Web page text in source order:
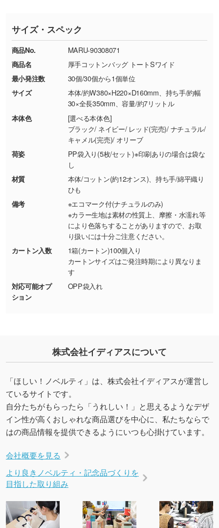
す。→詳しく見る
・コーポレートカラーを使って印刷したい／印
刷色にこだわりがある
DIC・PANTONEなどのカラーチップの指定や、
現物支給による色指定も承っております。→詳
・背景がある画像からキャラクター部分だけを
使いたいです
シンプルな背景のデータや、使いたいキャラク
ター部分の輪郭がはっきりしているデータは切
り抜き処理が可能です。→詳しく見る
・持っているデータの背景が足りない／塗り足
しの作り方が分からない
印刷したいデータが印刷範囲よりも小さい場
合、シンプルな色・柄の背景であれば拡張が可
能です。→
詳しく見る
・デザインにQRコードを入れたい／QRコード
を生成してほしい
URLをご指定いただければ、QRコードを生成
※詳しくは「商品の良品基準について
ください。
【返品・交換ができない場合】
・お客様の元で商品を加工された場合、または
商品が破損した場合
・商品到着後7日以上経過している場合
・お客様のご都合による返品・交換依頼(商
品・色・数量などの注文間違い等)
TEL：0422-29-9911 営業時間10:00～
18:00(土日祝日除く)
お問い合わせフォームはこちら
サイズ・スペック
商品No.
MARU-90308071
商品名
厚手コットンバッグ トートSワイド
最小発注数
30個/30個から1個単位
サイズ
本体/約W380×H220×D160mm、持ち手/約幅
30×全長350mm、容量/約7リットル
本体色
[選べる本体色]
ブラック/ ネイビー/ レッド(完売)/ ナチュラル/
キャメル(完売)/ オリーブ
荷姿
PP袋入り(5枚/セット)※印刷ありの場合は袋な
し
材質
本体/コットン(約12オンス)、持ち手/綿平織り
ひも
備考
※エコマーク付(ナチュラルのみ)
※カラー生地は素材の性質上、摩擦・水濡れ等
により色落ちすることがありますので、お取
り扱いには十分ご注意ください。
カートン入数
1箱(カートン)100個入り
カートンサイズはご発注時期により異なりま
す
対応可能オプ
ション
OPP袋入れ
株式会社イディアスについて
「ほしい！ノベルティ」は、株式会社イディアスが運営し
ているサイトです。
自分たちがもらったら「うれしい！」と思えるようなデザ
イン性が高くおしゃれな商品選びを中心に、私たちならで
はの商品情報を提供できるようにいつも心掛けています。
会社概要を見る
より良きノベルティ・記念品づくりを
目指した取り組み